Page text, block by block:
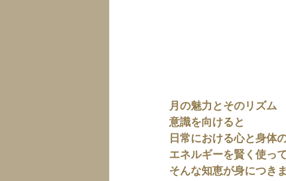
月の魅力とそのリズム
意識を向けると
日常における心と身体
エネルギーを賢く使っ
そんな知恵が身につきま